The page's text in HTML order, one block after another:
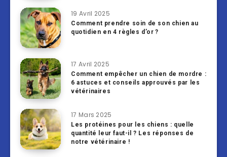
19 Avril 2025
Comment prendre soin de son chien au
quotidien en 4 règles d’or ?
17 Avril 2025
Comment empêcher un chien de mordre :
6 astuces et conseils approuvés par les
vétérinaires
17 Mars 2025
Les protéines pour les chiens : quelle
quantité leur faut-il ? Les réponses de
notre vétérinaire !